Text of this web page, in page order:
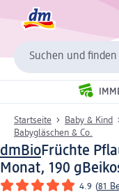
Suchen und finden
Startseite Baby & Kind
Babygläschen & Co.
dmBioFrüchte
Monat, 190 g
4.9 (81